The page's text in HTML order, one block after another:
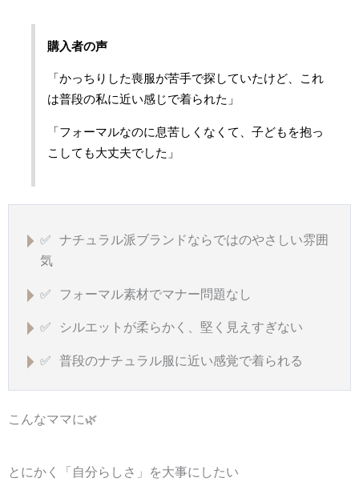
購入者の声
「かっちりした喪服が苦手で探していたけど、これ
は普段の私に近い感じで着られた」
「フォーマルなのに息苦しくなくて、子どもを抱っ
こしても大丈夫でした」
✅ ナチュラル派ブランドならではのやさしい雰囲
気
✅ フォーマル素材でマナー問題なし
✅ シルエットが柔らかく、堅く見えすぎない
✅ 普段のナチュラル服に近い感覚で着られる
こんなママに🌿
とにかく「自分らしさ」を大事にしたい